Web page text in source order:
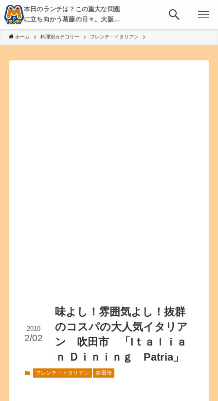
本日のランチは？この重大な問題
に立ち向かう葛藤の日々。大阪・
京都・神戸を中心とした食べ歩
き、飲み歩きを綴る。
ホーム 料理別カテゴリー フレンチ・イタリアン
味よし！雰囲気よし！抜群
のコスパの大人気イタリア
ン 吹田市 「Iｔａｌｉａ
ｎ Ｄｉｎｉｎｇ Patria」
2010
2/02
フレンチ・イタリアン 吹田市